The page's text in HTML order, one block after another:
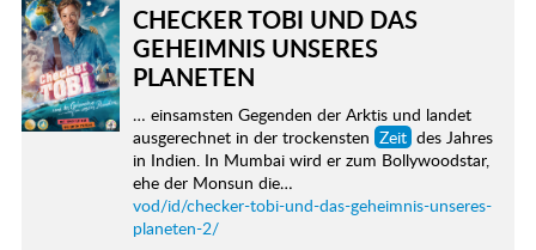
CHECKER TOBI UND DAS
GEHEIMNIS UNSERES
PLANETEN
… einsamsten Gegenden der Arktis und landet
ausgerechnet in der trockensten Zeit des Jahres
in Indien. In Mumbai wird er zum Bollywoodstar,
ehe der Monsun die…
vod/id/checker-tobi-und-das-geheimnis-unseres-
planeten-2/